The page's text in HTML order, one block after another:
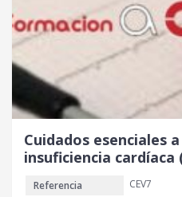
Cuidados esenciales
insuficiencia cardíaca
Referencia
CEV7